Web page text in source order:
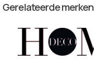
Gerelateerde merken